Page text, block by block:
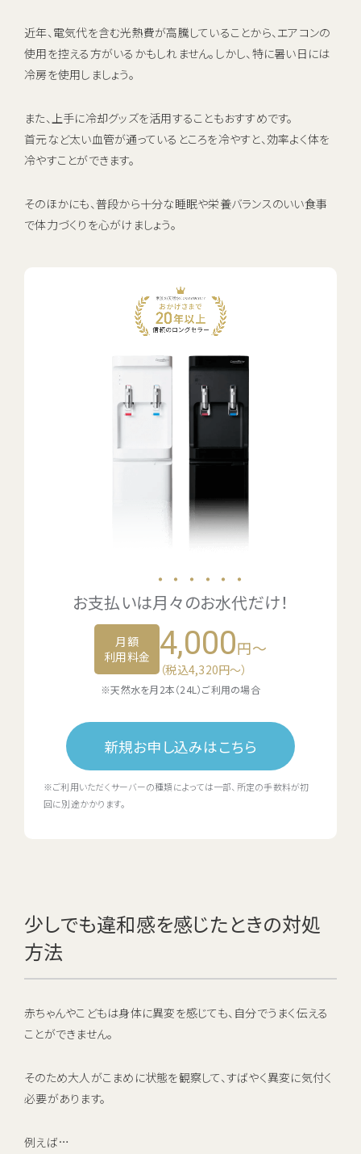
近年、電気代を含む光熱費が高騰していることから、エアコンの
使用を控える方がいるかもしれません。しかし、特に暑い日には
冷房を使用しましょう。
また、上手に冷却グッズを活用することもおすすめです。
首元など太い血管が通っているところを冷やすと、効率よく体を
冷やすことができます。
そのほかにも、普段から十分な睡眠や栄養バランスのいい食事
で体力づくりを心がけましょう。
お支払いは月々のお水代
・・・・・・
だけ！
月額
利用料金
4,000円～
（税込4,320円〜）
※天然水を月2本（24L）ご利用の場合
新規お申し込みはこちら
※ご利用いただくサーバーの種類によっては一部、所定の手数料が初
回に別途かかります。
少しでも違和感を感じたときの対処
方法
赤ちゃんやこどもは身体に異変を感じても、自分でうまく伝える
ことができません。
そのため大人がこまめに状態を観察して、すばやく異変に気付く
必要があります。
例えば…